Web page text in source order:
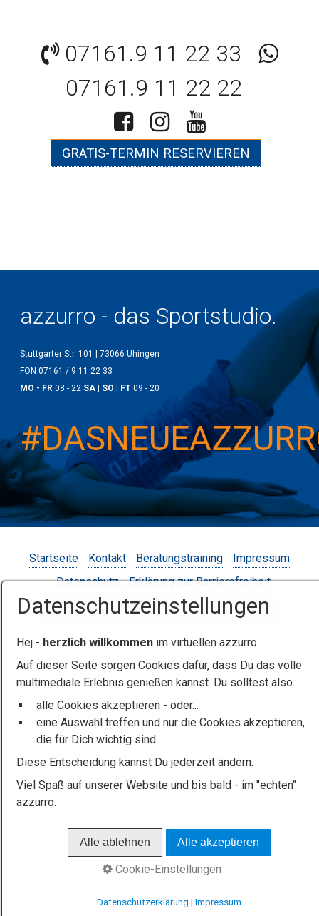
07161.9 11 22 33
07161.9 11 22 22
GRATIS-TERMIN RESERVIEREN
azzurro - das Sportstudio.
Stuttgarter Str. 101 | 73066 Uhingen
FON 07161 / 9 11 22 33
MO - FR 08 - 22 SA | SO | FT 09 - 20
Startseite Kontakt Beratungstraining
Impressum
Datenschutz
Erklärung zur Barrierefreiheit
© 2026 azzurro - das Sportstudio / HaJü Steger
Datenschutzeinstellungen
Hej - herzlich willkommen im virtuellen azzurro.
Auf dieser Seite sorgen Cookies dafür, dass Du das volle
multimediale Erlebnis genießen kannst. Du solltest also...
alle Cookies akzeptieren - oder...
eine Auswahl treffen und nur die Cookies akzeptieren,
die für Dich wichtig sind.
Diese Entscheidung kannst Du jederzeit ändern.
Viel Spaß auf unserer Website und bis bald - im "echten"
azzurro.
Alle ablehnen Alle akzeptieren
Cookie-Einstellungen
Datenschutzerklärung |Impressum